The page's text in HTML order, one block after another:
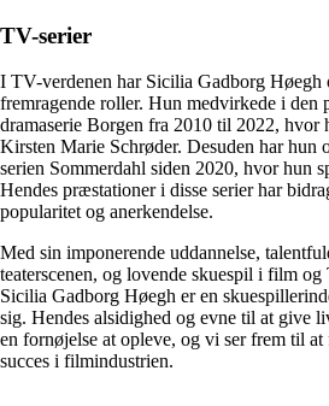
TV-serier
I TV-verdenen har Sicilia Gadborg Høegh
fremragende roller. Hun medvirkede i den
dramaserie Borgen fra 2010 til 2022, hvor
Kirsten Marie Schrøder. Desuden har hun
serien Sommerdahl siden 2020, hvor hun
Hendes præstationer i disse serier har
popularitet og anerkendelse.
Med sin imponerende uddannelse,
teaterscenen, og lovende skuespil i film
Sicilia Gadborg Høegh er en
sig. Hendes alsidighed og evne til at give
en fornøjelse at opleve, og vi ser frem til at
succes i filmindustrien.